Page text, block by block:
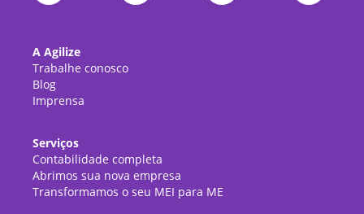
A Agilize
Trabalhe conosco
Blog
Imprensa
Serviços
Contabilidade completa
Abrimos sua nova empresa
Transformamos o seu MEI para ME